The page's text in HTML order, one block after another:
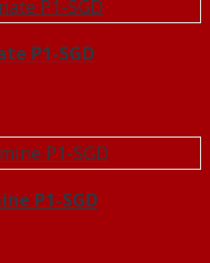
P1-SGD
P1-SGD